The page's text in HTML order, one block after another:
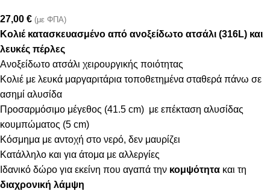
27,00 € (με ΦΠΑ)
Κολιέ κατασκευασμένο από ανοξείδωτο ατσάλι (316L) και
λευκές πέρλες
Ανοξείδωτο ατσάλι χειρουργικής ποιότητας
Κολιέ με λευκά μαργαριτάρια τοποθετημένα σταθερά πάνω σε
ασημί αλυσίδα
Προσαρμόσιμο μέγεθος (41.5 cm) με επέκταση αλυσίδας
κουμπώματος (5 cm)
Κόσμημα με αντοχή στο νερό, δεν μαυρίζει
Κατάλληλο και για άτομα με αλλεργίες
Ιδανικό δώρο για εκείνη που αγαπά την κομψότητα και τη
διαχρονική λάμψη